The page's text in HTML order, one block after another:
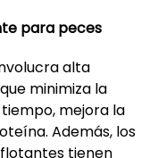
para peces
alta
minimiza la
mejora la
Además, los
tienen